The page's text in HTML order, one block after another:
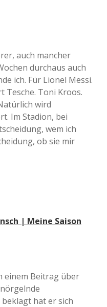
auch mancher
durchaus auch
ich. Für Lionel Messi.
Tesche. Toni Kroos.
wird
Im Stadion, bei
wem ich
ob sie mir
| Meine Saison
einem Beitrag über
hat er sich